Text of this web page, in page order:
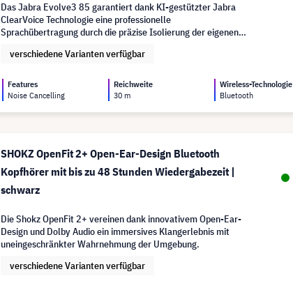
Das Jabra Evolve3 85 garantiert dank KI-gestützter Jabra
ClearVoice Technologie eine professionelle
Sprachübertragung durch die präzise Isolierung der eigenen
verschiedene Varianten verfügbar
Features
Noise Cancelling
Reichweite
30 m
Wireless-Technologie
Bluetooth
SHOKZ OpenFit 2+ Open-Ear-Design Bluetooth
Kopfhörer mit bis zu 48 Stunden Wiedergabezeit |
schwarz
Die Shokz OpenFit 2+ vereinen dank innovativem Open-Ear-
Design und Dolby Audio ein immersives Klangerlebnis mit
uneingeschränkter Wahrnehmung der Umgebung.
verschiedene Varianten verfügbar